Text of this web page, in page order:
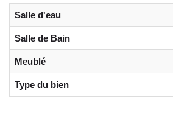
Salle d'eau
Salle de Bain
Meublé
Type du bien